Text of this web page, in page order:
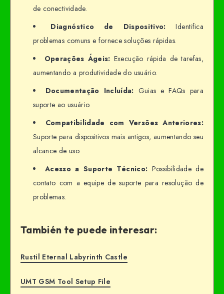
de conectividade.
Diagnóstico de Dispositivo: Identifica
problemas comuns e fornece soluções rápidas.
Operações Ágeis: Execução rápida de tarefas,
aumentando a produtividade do usuário.
Documentação Incluída: Guias e FAQs para
suporte ao usuário.
Compatibilidade com Versões Anteriores:
Suporte para dispositivos mais antigos, aumentando seu
alcance de uso.
Acesso a Suporte Técnico: Possibilidade de
contato com a equipe de suporte para resolução de
problemas.
También te puede interesar:
Rustil Eternal Labyrinth Castle
UMT GSM Tool Setup File